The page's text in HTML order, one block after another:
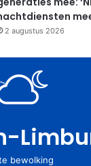
2 augustus 2026
bewolking